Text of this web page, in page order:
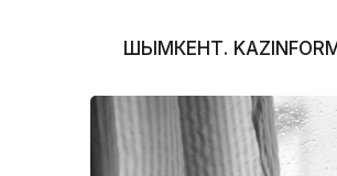
ШЫМКЕНТ.